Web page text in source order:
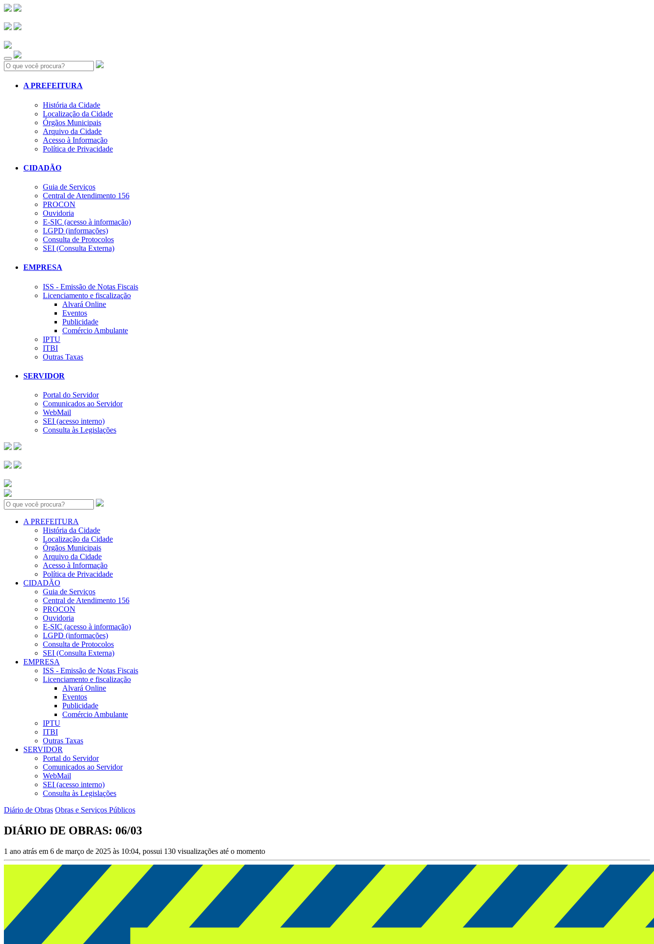
Search:
A PREFEITURA
História da Cidade
Localização da Cidade
Órgãos Municipais
Arquivo da Cidade
Acesso à Informação
Política de Privacidade
CIDADÃO
Guia de Serviços
Central de Atendimento 156
PROCON
Ouvidoria
E-SIC (acesso à informação)
LGPD (informações)
Consulta de Protocolos
SEI (Consulta Externa)
EMPRESA
ISS - Emissão de Notas Fiscais
Licenciamento e fiscalização
Alvará Online
Eventos
Publicidade
Comércio Ambulante
IPTU
ITBI
Outras Taxas
SERVIDOR
Portal do Servidor
Comunicados ao Servidor
WebMail
SEI (acesso interno)
Consulta às Legislações
Search:
A PREFEITURA
História da Cidade
Localização da Cidade
Órgãos Municipais
Arquivo da Cidade
Acesso à Informação
Política de Privacidade
CIDADÃO
Guia de Serviços
Central de Atendimento 156
PROCON
Ouvidoria
E-SIC (acesso à informação)
LGPD (informações)
Consulta de Protocolos
SEI (Consulta Externa)
EMPRESA
ISS - Emissão de Notas Fiscais
Licenciamento e fiscalização
Alvará Online
Eventos
Publicidade
Comércio Ambulante
IPTU
ITBI
Outras Taxas
SERVIDOR
Portal do Servidor
Comunicados ao Servidor
WebMail
SEI (acesso interno)
Consulta às Legislações
Diário de Obras Obras e Serviços Públicos
DIÁRIO DE OBRAS: 06/03
1 ano atrás em 6 de março de 2025 às 10:04, possui 130 visualizações até o momento